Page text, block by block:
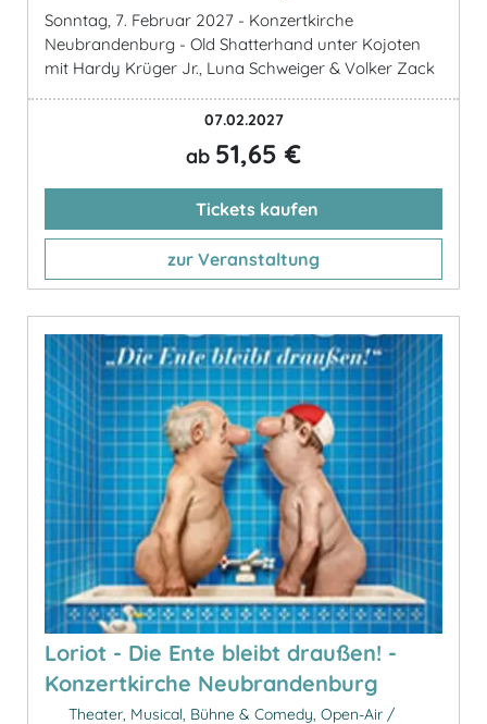
Sonntag, 7. Februar 2027 - Konzertkirche
Neubrandenburg - Old Shatterhand unter Kojoten
mit Hardy Krüger Jr., Luna Schweiger & Volker Zack
07.02.2027
ab 51,65 €
Tickets kaufen
zur Veranstaltung
Loriot - Die Ente bleibt draußen! -
Konzertkirche Neubrandenburg
Theater, Musical, Bühne & Comedy, Open-Air /